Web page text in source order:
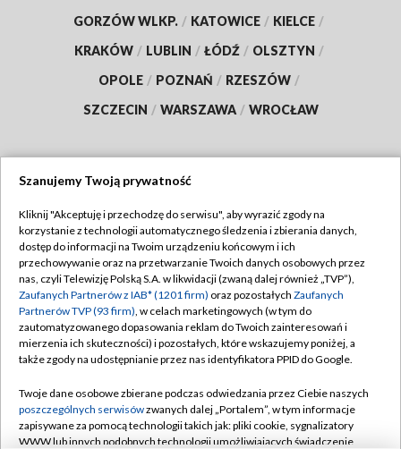
GORZÓW WLKP. / KATOWICE / KIELCE /
KRAKÓW / LUBLIN / ŁÓDŹ / OLSZTYN /
OPOLE / POZNAŃ / RZESZÓW /
SZCZECIN / WARSZAWA / WROCŁAW
TVP
Abonament TVP
Emisja w TVP
Centrum informacji TVP
Naziemna Telewizja Cyfrowa
Rada Programowa
System NOS
Regulamin TVP
Polityka prywatności
Moje zgody
Pomoc
Kontakt
Szanujemy Twoją prywatność
Kliknij "Akceptuję i przechodzę do serwisu", aby wyrazić zgody na
korzystanie z technologii automatycznego śledzenia i zbierania danych,
dostęp do informacji na Twoim urządzeniu końcowym i ich
przechowywanie oraz na przetwarzanie Twoich danych osobowych przez
nas, czyli Telewizję Polską S.A. w likwidacji (zwaną dalej również „TVP”),
Zaufanych Partnerów z IAB* (1201 firm) oraz pozostałych Zaufanych
Partnerów TVP (93 firm), w celach marketingowych (w tym do
zautomatyzowanego dopasowania reklam do Twoich zainteresowań i
mierzenia ich skuteczności) i pozostałych, które wskazujemy poniżej, a
także zgody na udostępnianie przez nas identyfikatora PPID do Google.
Twoje dane osobowe zbierane podczas odwiedzania przez Ciebie naszych
poszczególnych serwisówzwanych dalej „Portalem”, w tym informacje
zapisywane za pomocą technologii takich jak: pliki cookie, sygnalizatory
WWW lub innych podobnych technologii umożliwiających świadczenie